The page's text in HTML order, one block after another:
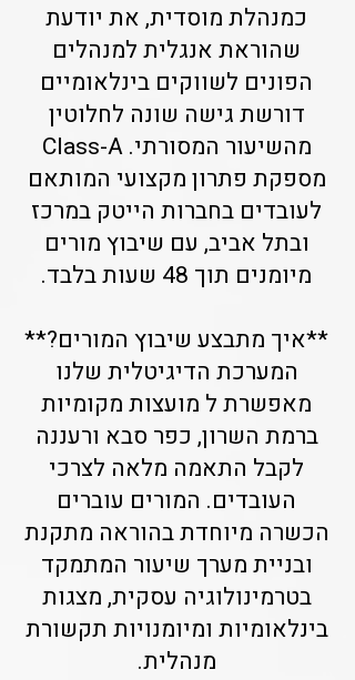
כמנהלת מוסדית, את יודעת
שהוראת אנגלית למנהלים
הפונים לשווקים בינלאומיים
דורשת גישה שונה לחלוטין
מהשיעור המסורתי. Class-A
מספקת פתרון מקצועי המותאם
לעובדים בחברות הייטק במרכז
ובתל אביב, עם שיבוץ מורים
מיומנים תוך 48 שעות בלבד.
**איך מתבצע שיבוץ המורים?**
המערכת הדיגיטלית שלנו
מאפשרת ל מועצות מקומיות
ברמת השרון, כפר סבא ורעננה
לקבל התאמה מלאה לצרכי
העובדים. המורים עוברים
הכשרה מיוחדת בהוראה מתקנת
ובניית מערך שיעור המתמקד
בטרמינולוגיה עסקית, מצגות
בינלאומיות ומיומנויות תקשורת
מנהלית.